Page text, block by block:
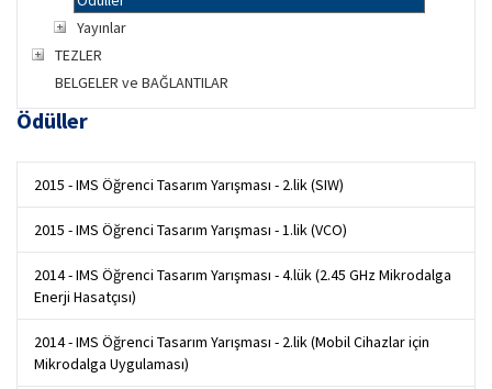
Yayınlar
TEZLER
BELGELER ve BAĞLANTILAR
Ödüller
2015 - IMS Öğrenci Tasarım Yarışması - 2.lik (SIW)
2015 - IMS Öğrenci Tasarım Yarışması - 1.lik (VCO)
2014 - IMS Öğrenci Tasarım Yarışması - 4.lük (2.45 GHz Mikrodalga
Enerji Hasatçısı)
2014 - IMS Öğrenci Tasarım Yarışması - 2.lik (Mobil Cihazlar için
Mikrodalga Uygulaması)